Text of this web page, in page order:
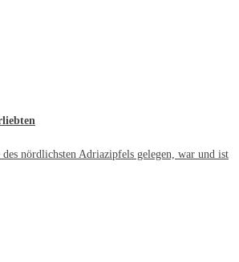
nördlichsten Adriazipfels gelegen, war und ist